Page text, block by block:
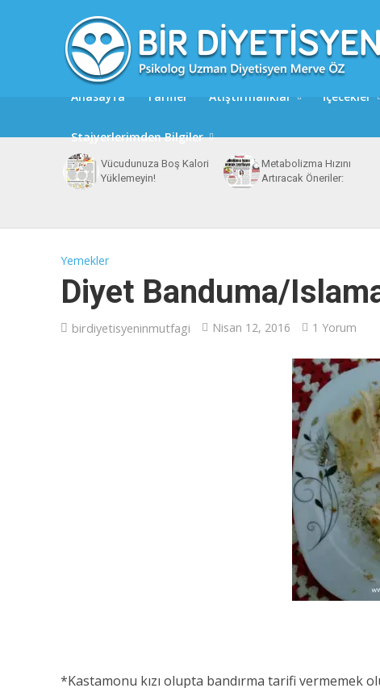
Anasayfa Tarifler Atıştırmalıklar İçecekler
Stajyerlerimden Bilgiler
Vücudunuza Boş Kalori
Yüklemeyin!
Metabolizma Hızını
Artıracak Öneriler:
Yemekler
Diyet Banduma/
birdiyetisyeninmutfagi Nisan 12, 2016 1 Yorum
*Kastamonu kızı olupta bandırma tarifi vermemek